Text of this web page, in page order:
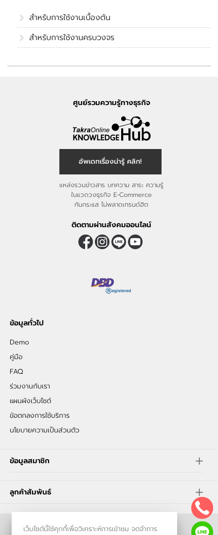
สำหรับการใช้งานเบื้องต้น
สำหรับการใช้งานครบวงจร
ศูนย์รวมความรู้ทางธุรกิจ
อัพเดทเรื่องน่ารู้ คลิก!
แหล่งรวมข่าวสาร บทความ สาระ ความรู้
ในแวดวงธุรกิจ E-Commerce
ทันกระแส ไม่พลาดเทรนด์ฮิต
ติดตามผ่านสังคมออนไลน์
ข้อมูลทั่วไป
Demo
คู่มือ
FAQ
ร่วมงานกับเรา
แผนผังเว็บไซต์
ข้อตกลงการใช้บริการ
นโยบายความเป็นส่วนตัว
ข้อมูลสมาชิก
ลูกค้าสัมพันธ์
ร้านค้าออนไลน์
เว็บไซต์นี้ใช้คุกกี้เพื่อวิเคราะห์การเข้าชม จดจำการ